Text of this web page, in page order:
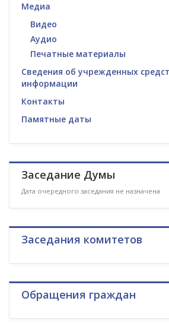
Медиа
Видео
Аудио
Печатные материалы
Сведения об учрежденных
информации
Контакты
Памятные даты
Заседание Думы
Дата очередного заседания не назначена
Заседания комитетов
Обращения граждан